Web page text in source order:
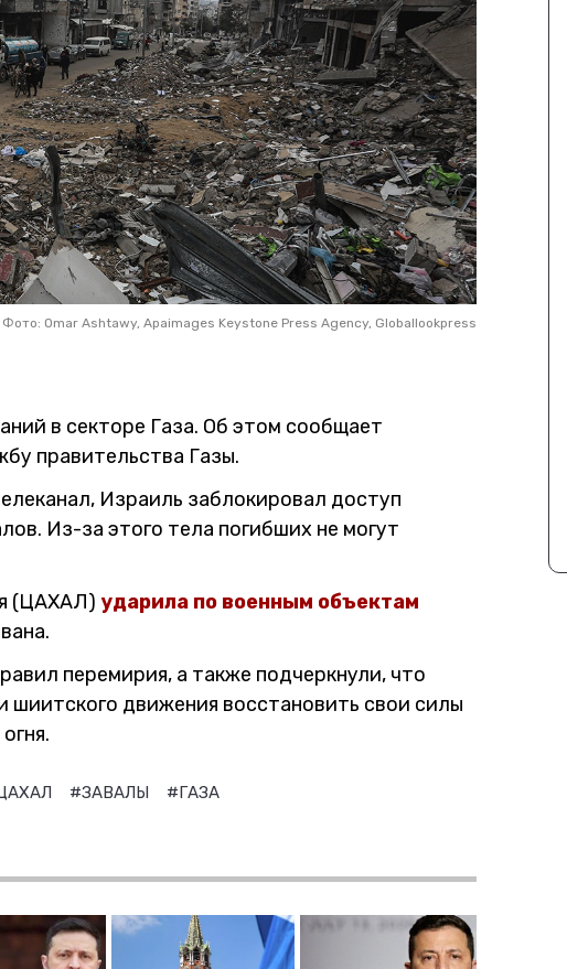
Фото: Omar Ashtawy, Apaimages Keystone Press Agency, Globallookpress
в секторе Газа. Об этом сообщает
правительства Газы.
Израиль заблокировал доступ
Из-за этого тела погибших не могут
(ЦАХАЛ) ударила по военным объектам
перемирия, а также подчеркнули, что
движения восстановить свои силы
#ЗАВАЛЫ #ГАЗА